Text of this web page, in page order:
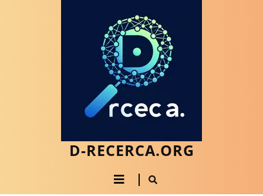
D-RECERCA.ORG
Botón